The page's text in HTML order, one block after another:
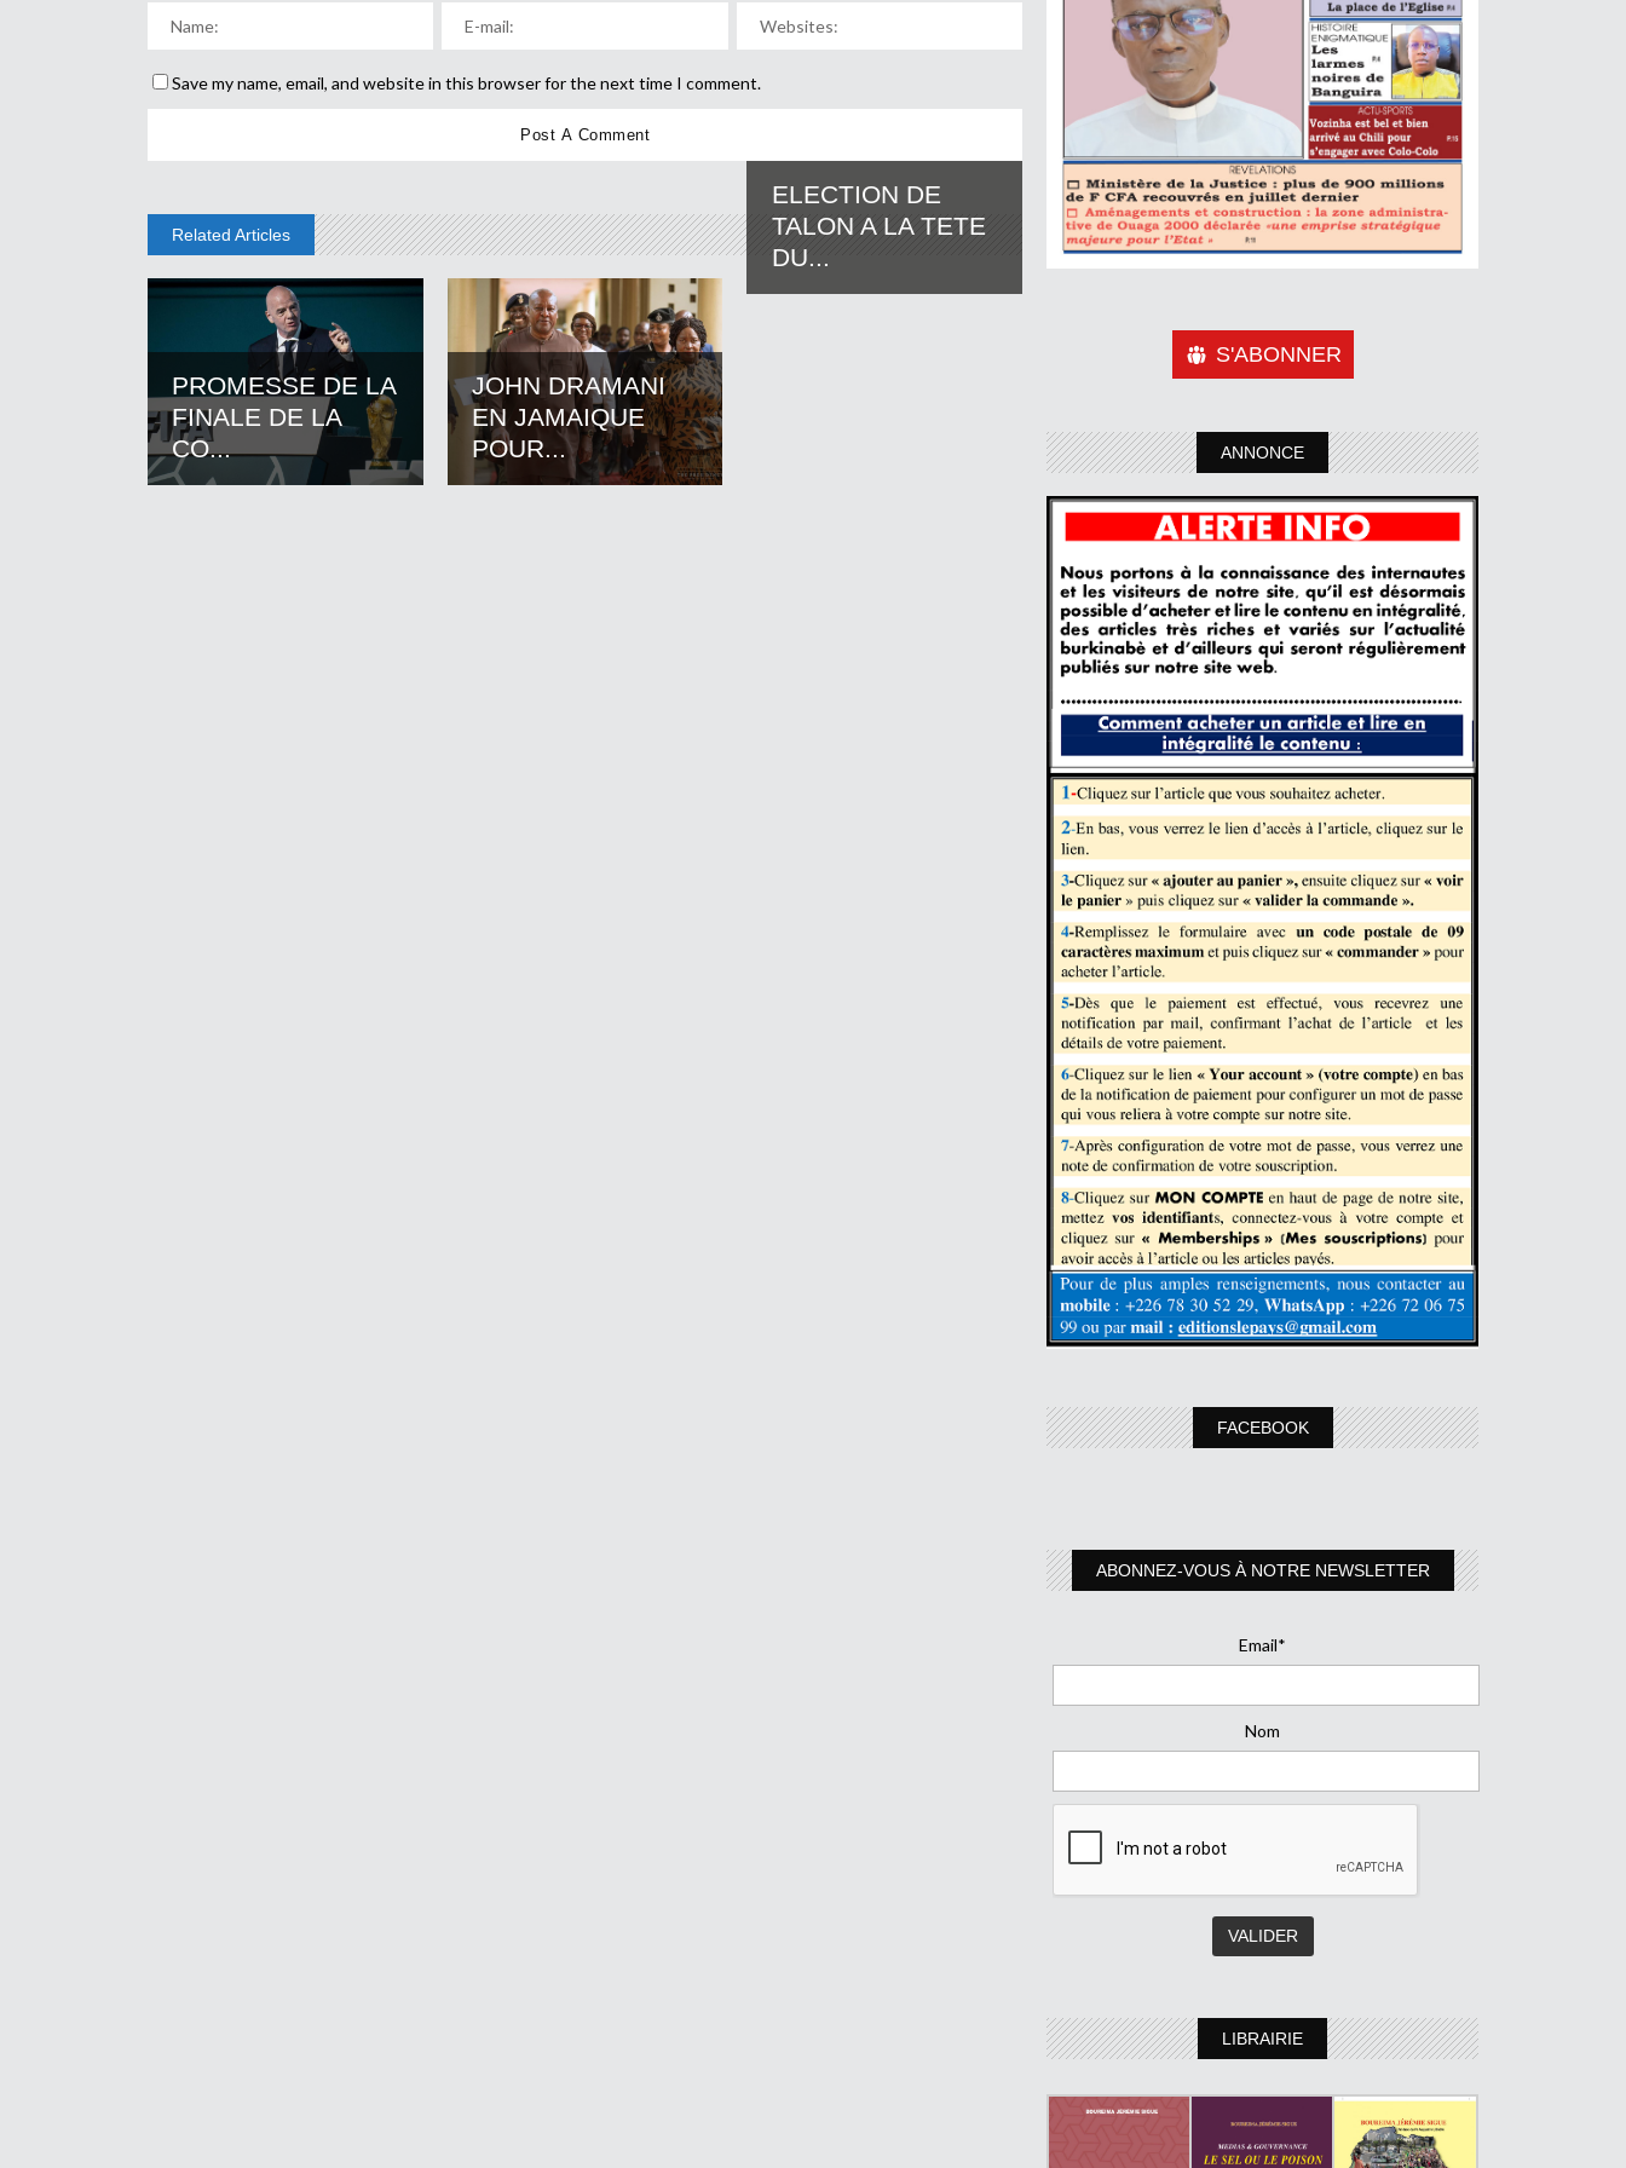
Save my name, email, and website in this browser for the next time I comment.
Related Articles
PROMESSE DE LA
FINALE DE LA
CO...
JOHN DRAMANI
EN JAMAIQUE
POUR...
ELECTION DE
TALON A LA TETE
DU...
S'ABONNER
ANNONCE
FACEBOOK
ABONNEZ-VOUS À NOTRE NEWSLETTER
Email*
Nom
LIBRAIRIE